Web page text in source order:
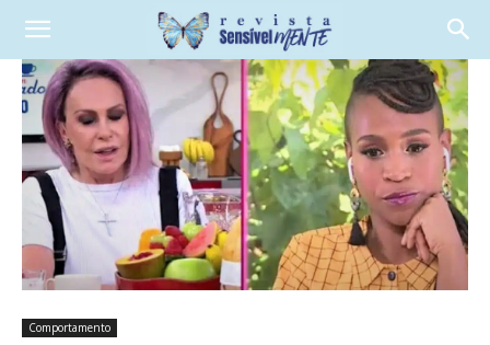
Comportamento